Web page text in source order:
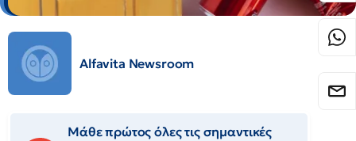
Alfavita Newsroom
Μάθε πρώτος όλες τις σημαντικές